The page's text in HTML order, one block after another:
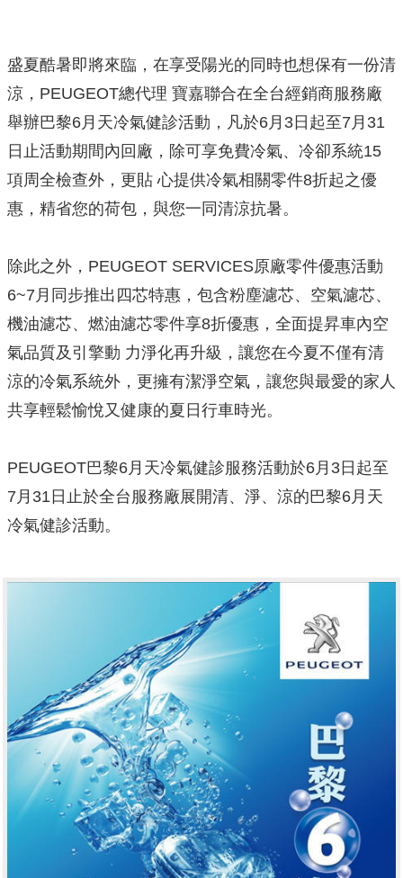
盛夏酷暑即將來臨，在享受陽光的同時也想保有一份清
涼，PEUGEOT總代理 寶嘉聯合在全台經銷商服務廠
舉辦巴黎6月天冷氣健診活動，凡於6月3日起至7月31
日止活動期間內回廠，除可享免費冷氣、冷卻系統15
項周全檢查外，更貼 心提供冷氣相關零件8折起之優
惠，精省您的荷包，與您一同清涼抗暑。
除此之外，PEUGEOT SERVICES原廠零件優惠活動
6~7月同步推出四芯特惠，包含粉塵濾芯、空氣濾芯、
機油濾芯、燃油濾芯零件享8折優惠，全面提昇車內空
氣品質及引擎動 力淨化再升級，讓您在今夏不僅有清
涼的冷氣系統外，更擁有潔淨空氣，讓您與最愛的家人
共享輕鬆愉悅又健康的夏日行車時光。
PEUGEOT巴黎6月天冷氣健診服務活動於6月3日起至
7月31日止於全台服務廠展開清、淨、涼的巴黎6月天
冷氣健診活動。